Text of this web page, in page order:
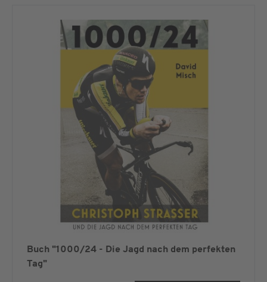
Buch "1000/24 - Die Jagd nach dem perfekten
Tag"